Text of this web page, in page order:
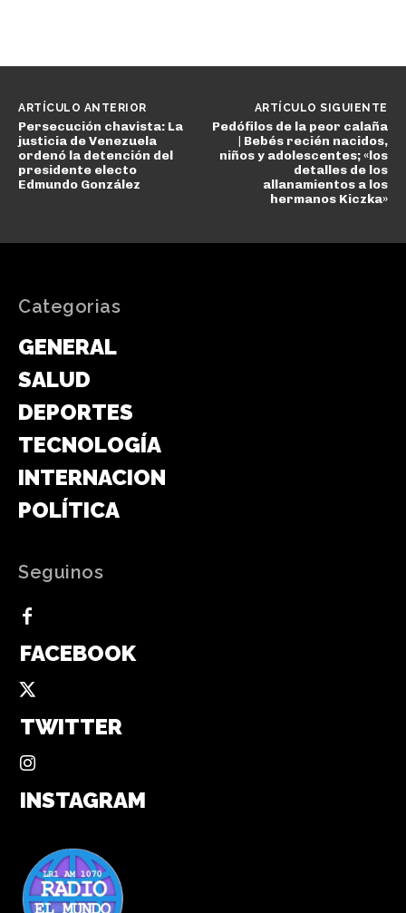
ARTÍCULO ANTERIOR
Persecución chavista: La
justicia de Venezuela
ordenó la detención del
presidente electo
Edmundo González
ARTÍCULO SIGUIENTE
Pedófilos de la peor calaña
| Bebés recién nacidos,
niños y adolescentes; «los
detalles de los
allanamientos a los
hermanos Kiczka»
Categorias
GENERAL
SALUD
DEPORTES
TECNOLOGÍA
INTERNACIONAL
POLÍTICA
Seguinos
FACEBOOK
TWITTER
INSTAGRAM